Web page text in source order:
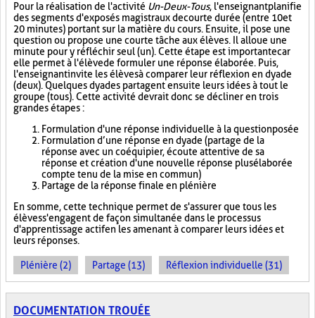
Pour la réalisation de l'activité Un-Deux-Tous, l'enseignant planifie
des segments d'exposés magistraux de courte durée (entre 10 et
20 minutes) portant sur la matière du cours. Ensuite, il pose une
question ou propose une courte tâche aux élèves. Il alloue une
minute pour y réfléchir seul (un). Cette étape est importante car
elle permet à l'élève de formuler une réponse élaborée. Puis,
l'enseignant invite les élèves à comparer leur réflexion en dyade
(deux). Quelques dyades partagent ensuite leurs idées à tout le
groupe (tous). Cette activité devrait donc se décliner en trois
grandes étapes :
Formulation d'une réponse individuelle à la question posée
Formulation d’une réponse en dyade (partage de la
réponse avec un coéquipier, écoute attentive de sa
réponse et création d'une nouvelle réponse plus élaborée
compte tenu de la mise en commun)
Partage de la réponse finale en plénière
En somme, cette technique permet de s'assurer que tous les
élèves s'engagent de façon simultanée dans le processus
d'apprentissage actif en les amenant à comparer leurs idées et
leurs réponses.
Plénière (2) Partage (13) Réflexion individuelle (31)
DOCUMENTATION TROUÉE